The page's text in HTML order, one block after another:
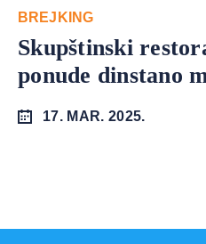
BREJKING
Skupštinski
ponude dinstano
17. MAR. 2025.